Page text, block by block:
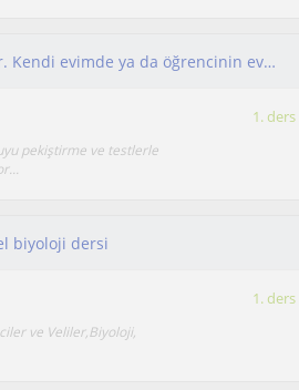
Lise öğrencilerine biyoloji dersi verilir. Kendi evimde ya da öğrencinin evinde olabilir
1.
pekiştirme ve testlerle
biyoloji dersi
1.
ve Veliler,Biyoloji,